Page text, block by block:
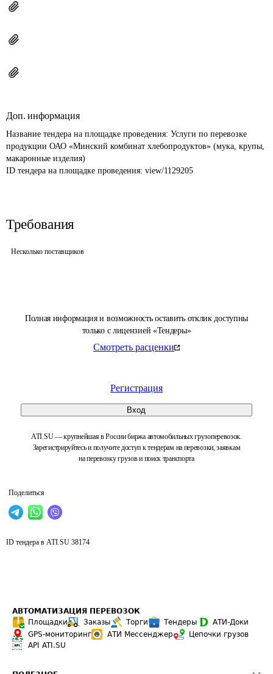
Полная информация и возможность оставить отклик доступны
только с лицензией «Тендеры»
Смотреть расценки
Регистрация
Вход
ATI.SU — крупнейшая в России биржа автомобильных грузоперевозок.
Зарегистрируйтесь и получите доступ к тендерам на перевозки, заявкам
на перевозку грузов и поиск транспорта
Поделиться
Доп. информация
Название тендера на площадке проведения: Услуги по перевозке
продукции ОАО «Минский комбинат хлебопродуктов» (мука, крупы,
макаронные изделия)
ID тендера на площадке проведения: view/1129205
Требования
Несколько поставщиков
ID тендера в ATI.SU 38174
АВТОМАТИЗАЦИЯ ПЕРЕВОЗОК
Площадки
Заказы Торги Тендеры
АТИ-Доки
GPS-мониторинг
АТИ Мессенджер
Цепочки грузов
API ATI.SU